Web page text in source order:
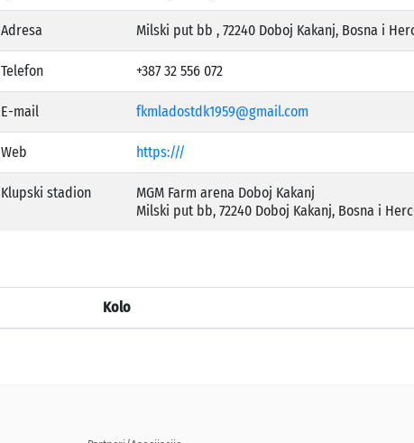
Adresa Milski put bb , 72240 Doboj Kakanj, Bosna i
Telefon +387 32 556 072
E-mail fkmladostdk1959@gmail.com
Web https:///
Klupski stadion
MGM Farm arena Doboj Kakanj
Milski put bb, 72240 Doboj Kakanj, Bosna i
Kolo